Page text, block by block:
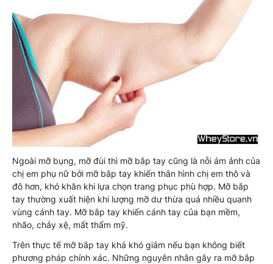
Ngoài mỡ bụng, mỡ đùi thì mỡ bắp tay cũng là nỗi ám ảnh của
chị em phụ nữ bởi mỡ bắp tay khiến thân hình chị em thô và
đô hơn, khó khăn khi lựa chọn trang phục phù hợp. Mỡ bắp
tay thường xuất hiện khi lượng mỡ dư thừa quá nhiều quanh
vùng cánh tay. Mỡ bắp tay khiến cánh tay của bạn mềm,
nhão, chảy xệ, mất thẩm mỹ.
Trên thực tế mỡ bắp tay khá khó giảm nếu bạn không biết
phương pháp chính xác. Những nguyên nhân gây ra mỡ bắp